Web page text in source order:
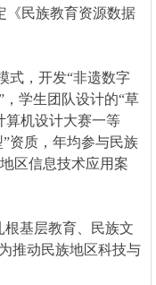
《民族教育资源数据
，开发“非遗数字
学生团队设计的“草
算机设计大赛一等
资质，年均参与民族
区信息技术应用案
基层教育、民族文
推动民族地区科技与